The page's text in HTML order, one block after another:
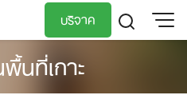
บริจาค
นที่เกาะ